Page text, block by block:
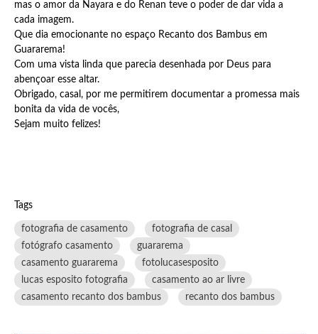
mas o amor da Nayara e do Renan teve o poder de dar vida a
cada imagem.
Que dia emocionante no espaço Recanto dos Bambus em
Guararema!
Com uma vista linda que parecia desenhada por Deus para
abençoar esse altar.
Obrigado, casal, por me permitirem documentar a promessa mais
bonita da vida de vocês,
Sejam muito felizes!
Tags
fotografia de casamento
fotografia de casal
fotógrafo casamento
guararema
casamento guararema
fotolucasesposito
lucas esposito fotografia
casamento ao ar livre
casamento recanto dos bambus
recanto dos bambus